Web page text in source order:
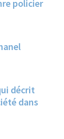
policier
décrit
dans